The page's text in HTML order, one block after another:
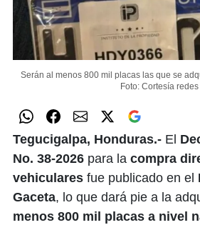
Serán al menos 800 mil placas las que se
Foto: Cortesía redes
Tegucigalpa, Honduras.- El
No. 38-2026 para la compra
vehiculares fue publicado en el
Gaceta, lo que dará pie a la
menos 800 mil placas a nivel